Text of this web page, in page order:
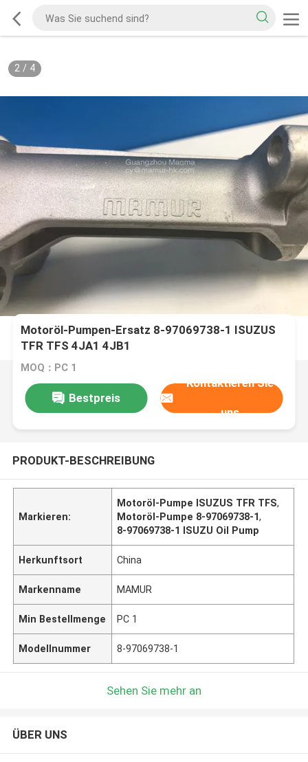
2/ 4
Motoröl-Pumpen-Ersatz 8-97069738-1 ISUZUS
TFR TFS 4JA1 4JB1
MOQ：PC 1
Bestpreis
Kontaktieren Sie
uns
PRODUKT-BESCHREIBUNG
Markieren:
Motoröl-Pumpe ISUZUS TFR TFS,
Motoröl-Pumpe 8-97069738-1,
8-97069738-1 ISUZU Oil Pump
Herkunftsort China
Markenname MAMUR
Min Bestellmenge PC 1
Modellnummer 8-97069738-1
Sehen Sie mehr an
ÜBER UNS